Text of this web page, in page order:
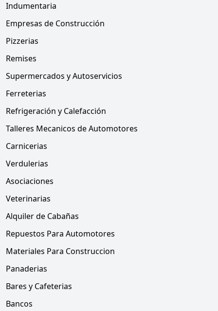
Indumentaria
Empresas de Construcción
Pizzerias
Remises
Supermercados y Autoservicios
Ferreterias
Refrigeración y Calefacción
Talleres Mecanicos de Automotores
Carnicerias
Verdulerias
Asociaciones
Veterinarias
Alquiler de Cabañas
Repuestos Para Automotores
Materiales Para Construccion
Panaderias
Bares y Cafeterias
Bancos